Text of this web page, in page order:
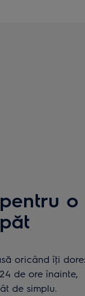
o
oricând îţi
de ore înainte,
de simplu.